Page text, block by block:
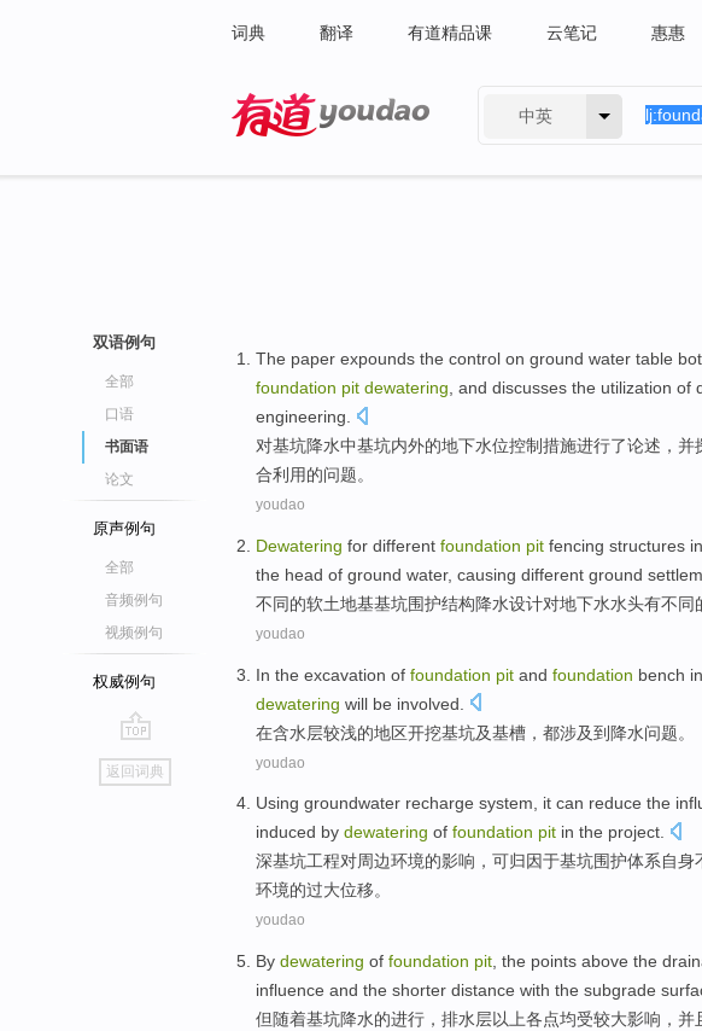
词典 翻译 有道精品课 云笔记 惠惠
中英
双语例句
全部
口语
书面语
论文
原声例句
全部
音频例句
视频例句
权威例句
go
top
返回词典
The paper expounds the control on ground water table
foundation pit dewatering and discusses the utilization of
engineering
对基坑降水中基坑内外的地下水位控制措施进行了论述 ， 并
合利用的问题。
youdao
Dewatering for different foundation pit fencing structures in
the head of ground water, causing different ground
不同的软土地基基坑围护结构降水设计对地下水水头有不同
youdao
In the excavation of foundation pit and foundation bench
dewatering will be involved
在含水层较浅的地区开挖基坑及基槽， 都涉及到降水问题。
youdao
Using groundwater recharge system, it can reduce the
induced by dewatering of foundation pit in the project.
深基坑工程对周边环境的影响 ， 可归因于基坑围护体系自身
环境的过大位移。
youdao
By dewatering of foundation pit , the points above the
influence and the shorter distance with the subgrade
但随着基坑降水的进行 ， 排水层以上各点均受较大影响 ， 并